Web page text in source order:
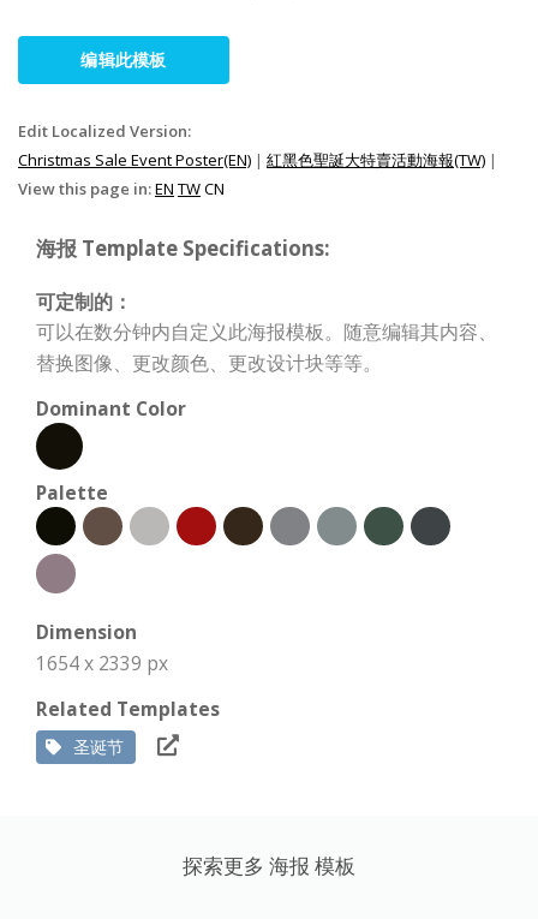
编辑此模板
Edit Localized Version:
Christmas Sale Event Poster(EN) | 紅黑色聖誕大特賣活動海報(TW) |
View this page in:EN TWCN
海报 Template Specifications:
可定制的：
可以在数分钟内自定义此海报模板。随意编辑其内容、
替换图像、更改颜色、更改设计块等等。
Dominant Color
Palette
Dimension
1654 x 2339 px
Related Templates
圣诞节
探索更多 海报 模板